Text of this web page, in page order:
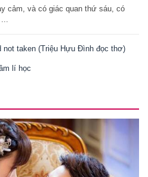
cảm, và có giác quan thứ sáu, có
not taken (Triệu Hựu Đình đọc thơ)
lí học